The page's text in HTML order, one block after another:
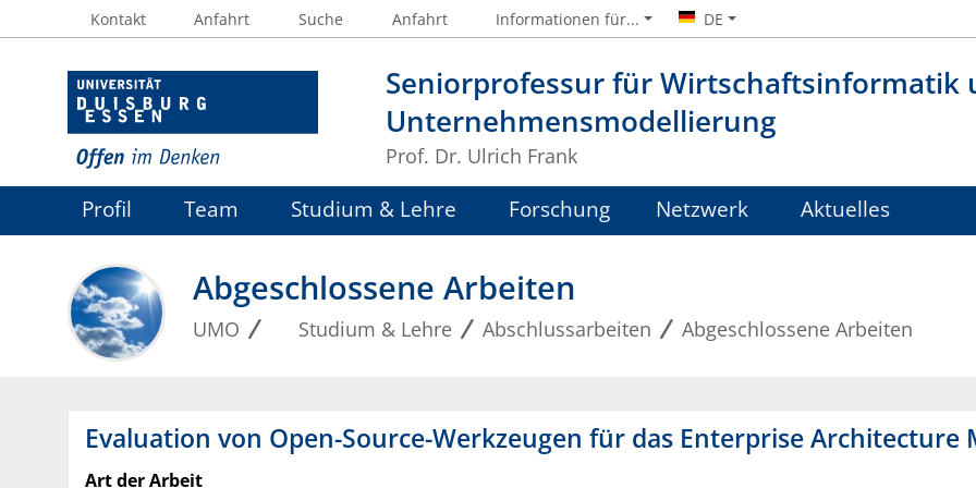
Seniorprofessur für Wirtschaftsinformatik
Unternehmensmodellierung
Prof. Dr. Ulrich Frank
Kontakt Anfahrt Suche Anfahrt Informationen für... DE
Profil Team Studium & Lehre Forschung Netzwerk Aktuelles
Abgeschlossene Arbeiten
UMO Studium & Lehre Abschlussarbeiten Abgeschlossene Arbeiten
Evaluation von Open-Source-Werkzeugen für das Enterprise Architecture
Art der Arbeit